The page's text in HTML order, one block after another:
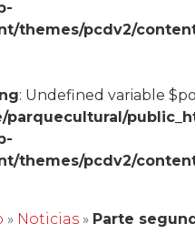
themes/pcdv2/
: Undefined variable
parquecultural/
themes/pcdv2/
» Noticias» Parte